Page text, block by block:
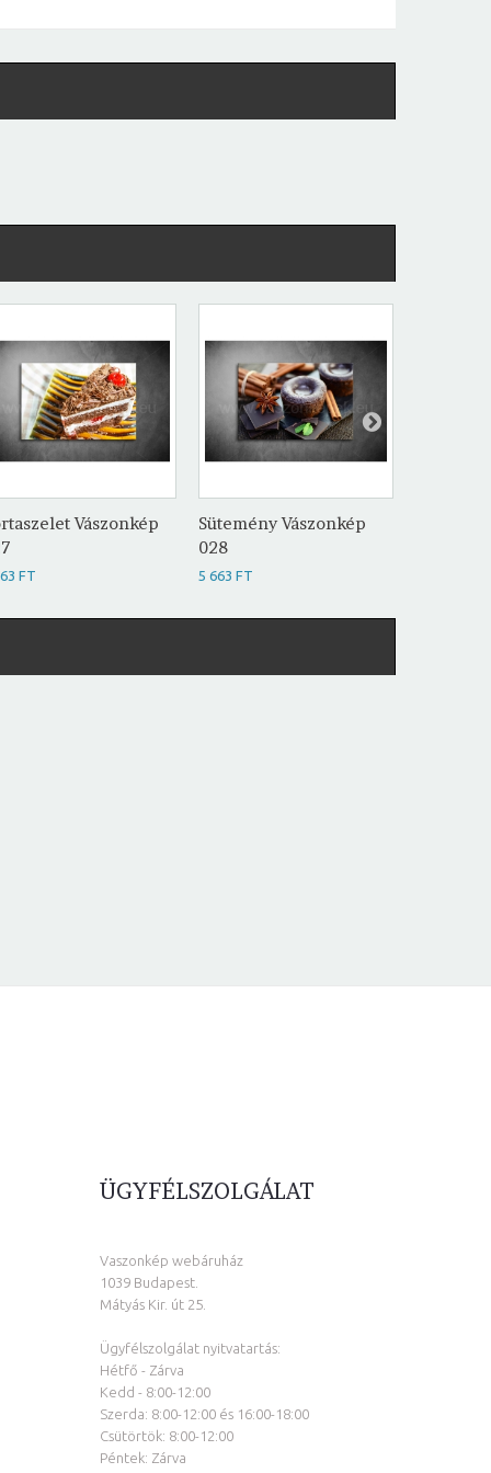
Vászonkép
FT
Sütemény Vászonkép
028
5 663 FT
ÜGYFÉLSZOLGÁLAT
Vaszonkép webáruház
1039 Budapest.
Mátyás Kir. út 25.
Ügyfélszolgálat nyitvatartás:
Hétfő - Zárva
Kedd - 8:00-12:00
Szerda: 8:00-12:00 és 16:00-18:00
Csütörtök: 8:00-12:00
Péntek: Zárva